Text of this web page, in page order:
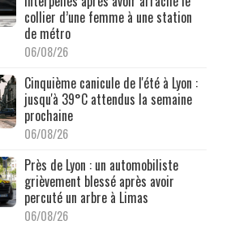
collier d’une femme à une station
de métro
06/08/26
Cinquième canicule de l'été à Lyon :
jusqu'à 39°C attendus la semaine
prochaine
06/08/26
Près de Lyon : un automobiliste
grièvement blessé après avoir
percuté un arbre à Limas
06/08/26